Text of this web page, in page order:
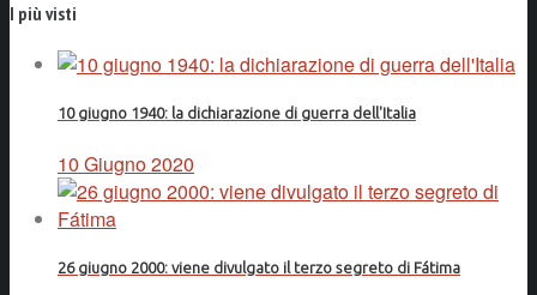
I più visti
10 giugno 1940: la dichiarazione di guerra dell'Italia
10 Giugno 2020
26 giugno 2000: viene divulgato il terzo segreto di Fátima